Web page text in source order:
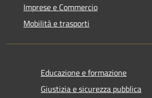
Imprese e Commercio
Mobilità e trasporti
Educazione e formazione
Giustizia e sicurezza pubblica